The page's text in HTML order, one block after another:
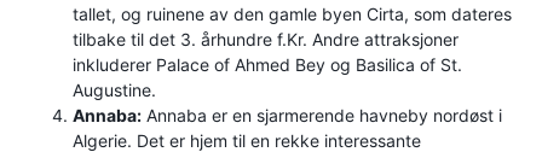
tallet, og ruinene av den gamle byen Cirta, som dateres
tilbake til det 3. århundre f.Kr. Andre attraksjoner
inkluderer Palace of Ahmed Bey og Basilica of St.
Augustine.
Annaba: Annaba er en sjarmerende havneby nordøst i
Algerie. Det er hjem til en rekke interessante